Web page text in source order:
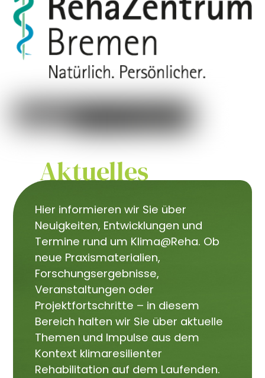
Aktuelles
Hier informieren wir Sie über
Neuigkeiten, Entwicklungen und
Termine rund um Klima@Reha. Ob
neue Praxismaterialien,
Forschungsergebnisse,
Veranstaltungen oder
Projektfortschritte – in diesem
Bereich halten wir Sie über aktuelle
Themen und Impulse aus dem
Kontext klimaresilienter
Rehabilitation auf dem Laufenden.